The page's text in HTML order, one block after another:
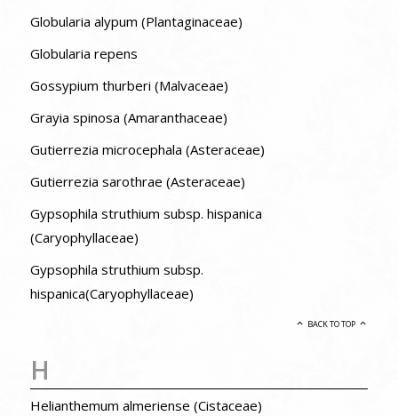
Globularia alypum (Plantaginaceae)
Globularia repens
Gossypium thurberi (Malvaceae)
Grayia spinosa (Amaranthaceae)
Gutierrezia microcephala (Asteraceae)
Gutierrezia sarothrae (Asteraceae)
Gypsophila struthium subsp. hispanica
(Caryophyllaceae)
Gypsophila struthium subsp.
hispanica(Caryophyllaceae)
BACK TO TOP
H
Helianthemum almeriense (Cistaceae)